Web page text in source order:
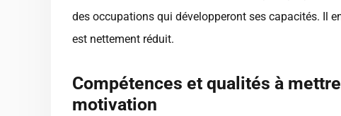
des occupations qui développeront ses capacités. Il
est nettement réduit.
Compétences et qualités à
motivation